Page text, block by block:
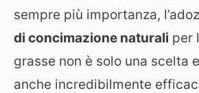
sempre più importanza,
di concimazione naturali per
grasse non è solo una scelta
anche incredibilmente